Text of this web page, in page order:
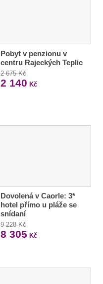
Pobyt v penzionu v
centru Rajeckých Teplic
2 675 Kč
2 140 Kč
Dovolená v Caorle: 3*
hotel přímo u pláže se
snídaní
9 228 Kč
8 305 Kč